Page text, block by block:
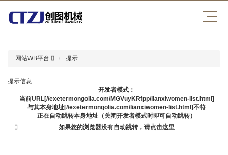
WB平台
网站WB平台 提示
提示信息
开发者模式：
当前URL[//exetermongolia.com/MGVuyKRfpp/lianxiwomen-list.html]
与其本身地址[//exetermongolia.com/lianxiwomen-list.html]不符
正在自动跳转本身地址（关闭开发者模式时即可自动跳转）
如果您的浏览器没有自动跳转，请点击这里